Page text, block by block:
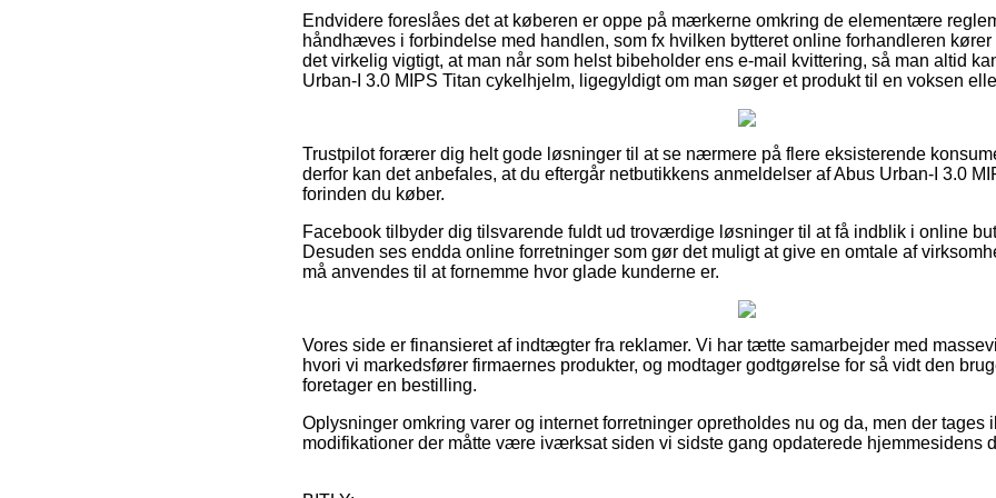
Endvidere foreslåes det at køberen er oppe på mærkerne omkring de elementære
håndhæves i forbindelse med handlen, som fx hvilken bytteret online forhandleren kører
det virkelig vigtigt, at man når som helst bibeholder ens e-mail kvittering, så man altid
Urban-I 3.0 MIPS Titan cykelhjelm, ligegyldigt om man søger et produkt til en voksen
Trustpilot forærer dig helt gode løsninger til at se nærmere på flere eksisterende
derfor kan det anbefales, at du eftergår netbutikkens anmeldelser af Abus Urban-I 3.0
forinden du køber.
Facebook tilbyder dig tilsvarende fuldt ud troværdige løsninger til at få indblik i online
Desuden ses endda online forretninger som gør det muligt at give en omtale af
må anvendes til at fornemme hvor glade kunderne er.
Vores side er finansieret af indtægter fra reklamer. Vi har tætte samarbejder med
hvori vi markedsfører firmaernes produkter, og modtager godtgørelse for så vidt den
foretager en bestilling.
Oplysninger omkring varer og internet forretninger opretholdes nu og da, men der tages
modifikationer der måtte være iværksat siden vi sidste gang opdaterede hjemmesidens